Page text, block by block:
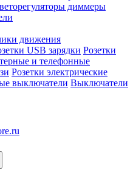
диммеры
движения
USB зарядки Розетки
и телефонные
Розетки электрические
выключатели Выключатели